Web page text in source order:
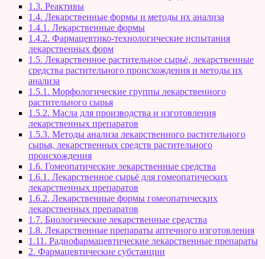
1.3. Реактивы
1.4. Лекарственные формы и методы их анализа
1.4.1. Лекарственные формы
1.4.2. Фармацевтико-технологические испытания
лекарственных форм
1.5. Лекарственное растительное сырьё, лекарственные
средства растительного происхождения и методы их
анализа
1.5.1. Морфологические группы лекарственного
растительного сырья
1.5.2. Масла для производства и изготовления
лекарственных препаратов
1.5.3. Методы анализа лекарственного растительного
сырья, лекарственных средств растительного
происхождения
1.6. Гомеопатические лекарственные средства
1.6.1. Лекарственное сырьё для гомеопатических
лекарственных препаратов
1.6.2. Лекарственные формы гомеопатических
лекарственных препаратов
1.7. Биологические лекарственные средства
1.8. Лекарственные препараты аптечного изготовления
1.11. Радиофармацевтические лекарственные препараты
2. Фармацевтические субстанции